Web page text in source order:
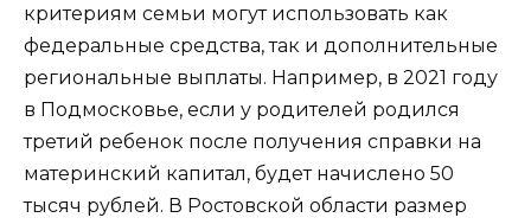
критериям семьи могут использовать как
федеральные средства, так и дополнительные
региональные выплаты. Например, в 2021 году
в Подмосковье, если у родителей родился
третий ребенок после получения справки на
материнский капитал, будет начислено 50
тысяч рублей. В Ростовской области размер